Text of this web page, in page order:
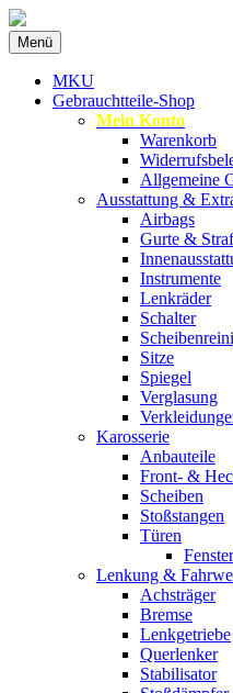
MKU Autoteile
Ersatzteile
Menü Zum
Inhalt
springen
MKU
Gebrauchtteile-Shop
Mein Konto
Warenkorb
Allgemeine
Ausstattung &
Airbags
Gurte &
Instrumente
Lenkräder
Schalter
Sitze
Spiegel
Verglasung
Karosserie
Anbauteile
Front- &
Scheiben
Stoßstangen
Türen
Lenkung &
Achsträger
Bremse
Lenkgetriebe
Querlenker
Stabilisator